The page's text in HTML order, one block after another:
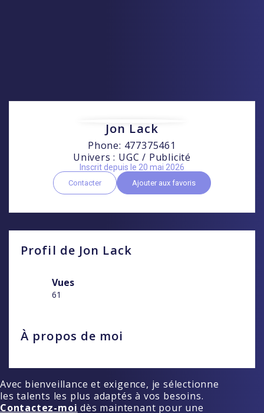
Jon Lack
Phone: 477375461
Univers : UGC / Publicité
Inscrit depuis le 20 mai 2026
Contacter Ajouter aux favoris
Profil de Jon Lack
Vues
61
À propos de moi
Avec bienveillance et exigence, je sélectionne
les talents les plus adaptés à vos besoins.
Contactez-moi dès maintenant pour une